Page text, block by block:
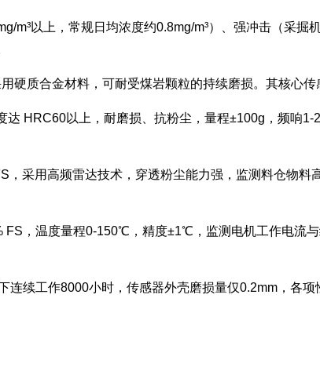
m³以上，常规日均浓度约0.8mg/m³）、强冲击（采
硬质合金材料，可耐受煤岩颗粒的持续磨损。其核心传
HRC60以上，耐磨损、抗粉尘，量程±100g，频响
采用高频雷达技术，穿透粉尘能力强，监测料仓物料
FS，温度量程0-150℃，精度±1℃，监测电机工作电流
续工作8000小时，传感器外壳磨损量仅0.2mm，各